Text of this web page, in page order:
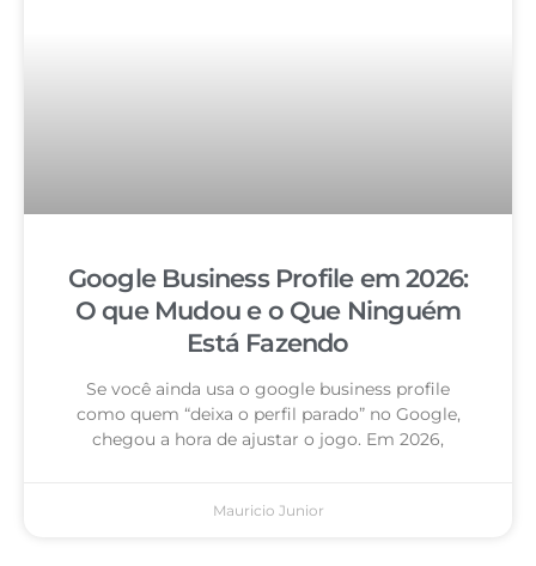
Google Business Profile em 2026:
O que Mudou e o Que Ninguém
Está Fazendo
Se você ainda usa o google business profile
como quem “deixa o perfil parado” no Google,
chegou a hora de ajustar o jogo. Em 2026,
Mauricio Junior